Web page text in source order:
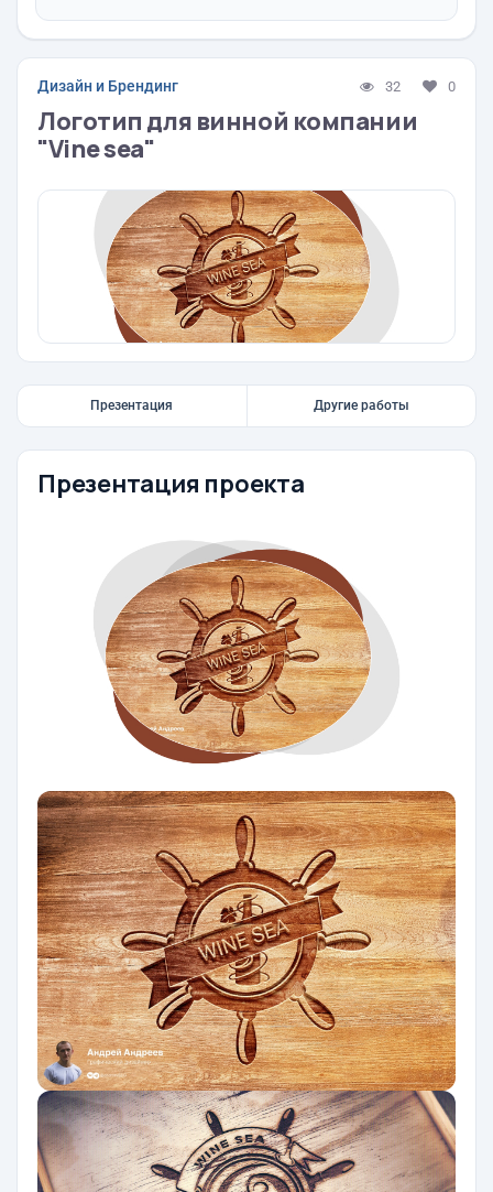
Дизайн и Брендинг 32 0
Логотип для винной компании
"Vine sea"
Презентация Другие работы
Презентация проекта